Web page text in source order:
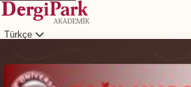
Türkçe